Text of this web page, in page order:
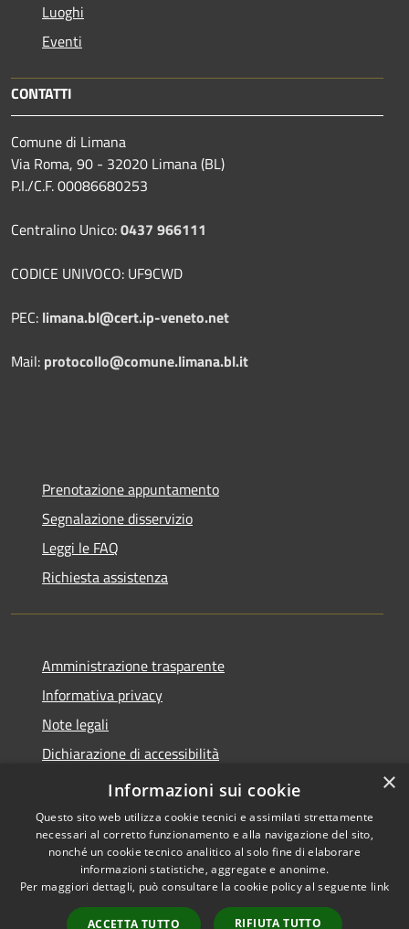
Luoghi
Eventi
CONTATTI
Comune di Limana
Via Roma, 90 - 32020 Limana (BL)
P.I./C.F. 00086680253
Centralino Unico:0437 966111
CODICE UNIVOCO: UF9CWD
PEC: limana.bl@cert.ip-veneto.net
Mail: protocollo@comune.limana.bl.it
Prenotazione appuntamento
Segnalazione disservizio
Leggi le FAQ
Richiesta assistenza
Amministrazione trasparente
Informativa privacy
Note legali
Dichiarazione di accessibilità
Moduli Privacy Amministrazione trasparente
Accessibilità
Copyright © 2026 • Comune di
Limana • Powered by
Municipium• Accesso
×
Informazioni sui cookie
Questo sito web utilizza cookie tecnici e assimilati strettamente
necessari al corretto funzionamento e alla navigazione del sito,
nonché un cookie tecnico analitico al solo fine di elaborare
informazioni statistiche, aggregate e anonime.
Per maggiori dettagli, può consultare la cookie policy al seguente link
ACCETTA TUTTO RIFIUTA TUTTO